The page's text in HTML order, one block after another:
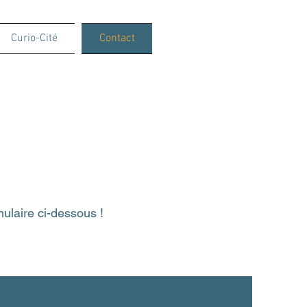
Curio-Cité Contact
ci-dessous !